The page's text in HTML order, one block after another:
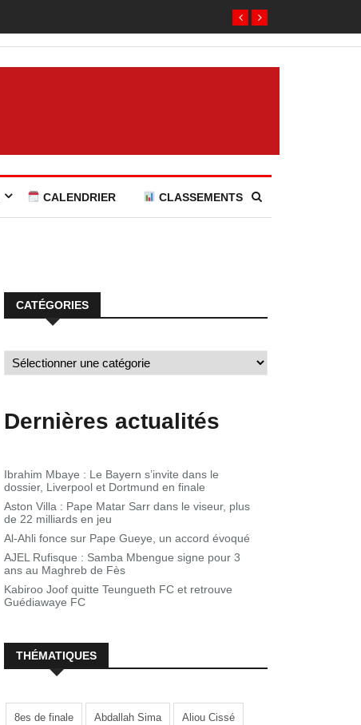
CALENDRIER CLASSEMENTS
CATÉGORIES
Dernières actualités
Ibrahim Mbaye : Le Bayern s’invite dans le
dossier, Liverpool et Dortmund en finale
Aston Villa : Pape Matar Sarr dans le viseur, plus
de 22 milliards en jeu
Al-Ahli fonce sur Pape Gueye, un accord évoqué
AJEL Rufisque : Samba Mbengue signe pour 3
ans au Maghreb de Fès
Kabiroo Joof quitte Teungueth FC et retrouve
Guédiawaye FC
THÉMATIQUES
8es de finale Abdallah Sima Aliou Cissé